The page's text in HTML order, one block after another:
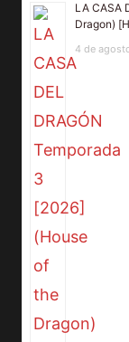
LA CASA
Dragon)
4 de